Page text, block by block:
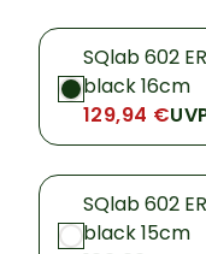
SQlab 602
black 16cm
129,94 €
SQlab 602
black 15cm